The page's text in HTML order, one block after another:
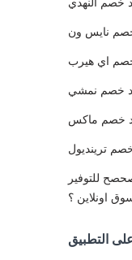
نايس ون
اي هيرب
خصم نمشي
خصم ماكس
ترينديول
للتوفير
اونلاين ؟
التطبيق